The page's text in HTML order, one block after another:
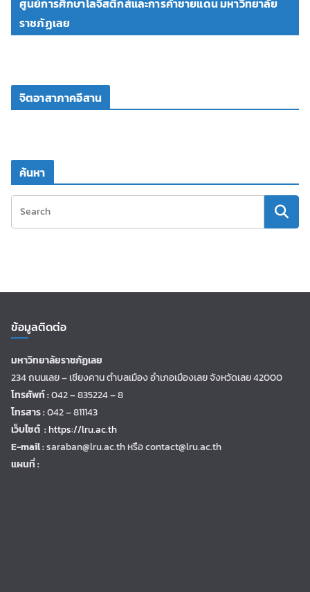
ศูนย์การศึกษาโลจิสติกส์และการค้าชายแดน มหาวิทยาลัย
ราชภัฏเลย
จิตอาสาภาคอีสาน
ค้นหา
ข้อมูลติดต่อ
มหาวิทยาลัยราชภัฏเลย
234 ถนนเลย – เชียงคาน ตำบลเมือง อำเภอเมืองเลย จังหวัดเลย 42000
โทรศัพท์ :042 – 835224 – 8
โทรสาร :042 – 811143
เว็บไซต์ :https://lru.ac.th
E-mail :saraban@lru.ac.thหรือ contact@lru.ac.th
แผนที่ :